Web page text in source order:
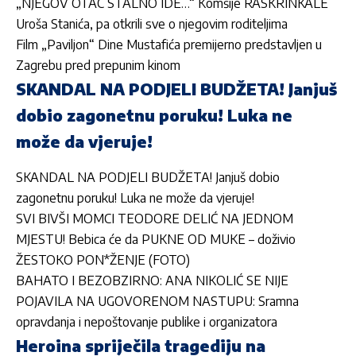
Uroša Stanića, pa otkrili sve o njegovim roditeljima
Film „Paviljon“ Dine Mustafića premijerno predstavljen u
Zagrebu pred prepunim kinom
SKANDAL NA PODJELI BUDŽETA! Janjuš
dobio zagonetnu poruku! Luka ne
može da vjeruje!
SKANDAL NA PODJELI BUDŽETA! Janjuš dobio
zagonetnu poruku! Luka ne može da vjeruje!
SVI BIVŠI MOMCI TEODORE DELIĆ NA JEDNOM
MJESTU! Bebica će da PUKNE OD MUKE – doživio
ŽESTOKO PON*ŽENJE (FOTO)
BAHATO I BEZOBZIRNO: ANA NIKOLIĆ SE NIJE
POJAVILA NA UGOVORENOM NASTUPU: Sramna
opravdanja i nepoštovanje publike i organizatora
Heroina spriječila tragediju na